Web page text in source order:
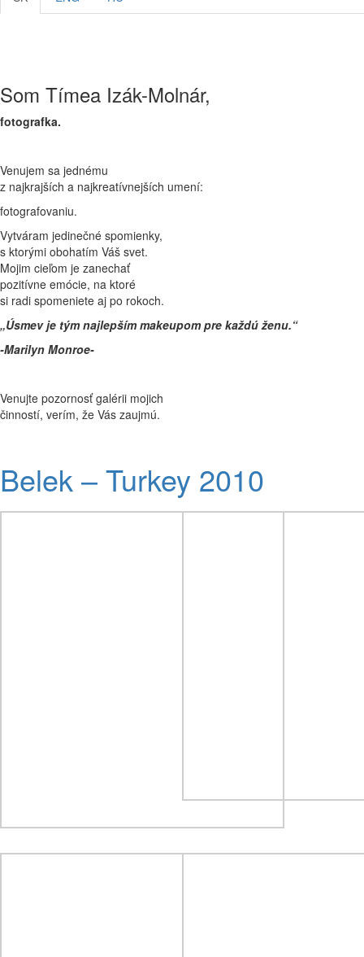
Som Tímea Izák-Molnár,
fotografka.
Venujem sa jednému
z najkrajších a najkreatívnejších umení:
fotografovaniu.
Vytváram jedinečné spomienky,
s ktorými obohatím Váš svet.
Mojim cieľom je zanechať
pozitívne emócie, na ktoré
si radi spomeniete aj po rokoch.
„Úsmev je tým najlepším makeupom pre každú ženu.“
-Marilyn Monroe-
Venujte pozornosť galérii mojich
činností, verím, že Vás zaujmú.
Belek – Turkey 2010